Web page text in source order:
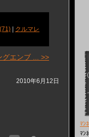
クルマレ
グエンブ ... >>
2010年6月12日
ﾏﾝ
ﾏﾝ